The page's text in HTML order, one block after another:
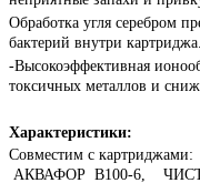
Обработка угля серебром
бактерий внутри картриджа.
-Высокоэффективная
токсичных металлов и
Характеристики:
Совместим с картриджами:
АКВАФОР B100-6,